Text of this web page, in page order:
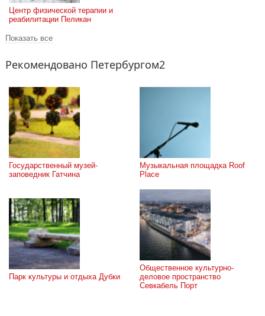
Центр физической терапии и
реабилитации Пеликан
Показать все
Рекомендовано Петербургом2
Государственный музей-
заповедник Гатчина
Музыкальная площадка Roof
Place
Парк культуры и отдыха Дубки
Общественное культурно-
деловое пространство
Севкабель Порт